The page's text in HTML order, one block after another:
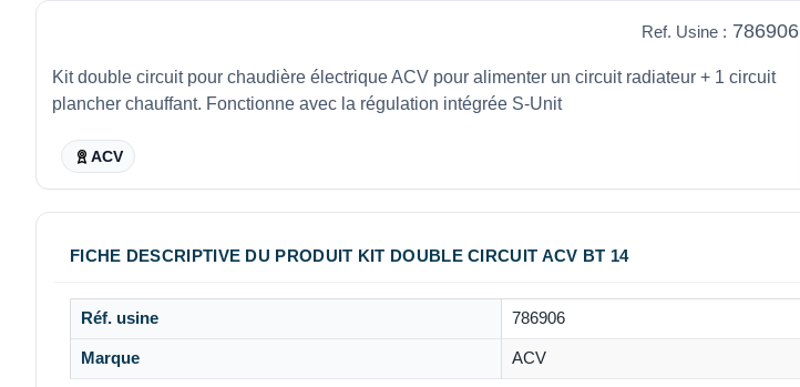
Ref. Usine : 786906
Kit double circuit pour chaudière électrique ACV pour alimenter un circuit radiateur + 1 circuit
plancher chauffant. Fonctionne avec la régulation intégrée S-Unit
ACV
FICHE DESCRIPTIVE DU PRODUIT KIT DOUBLE CIRCUIT ACV BT 14
Réf. usine 786906
Marque ACV